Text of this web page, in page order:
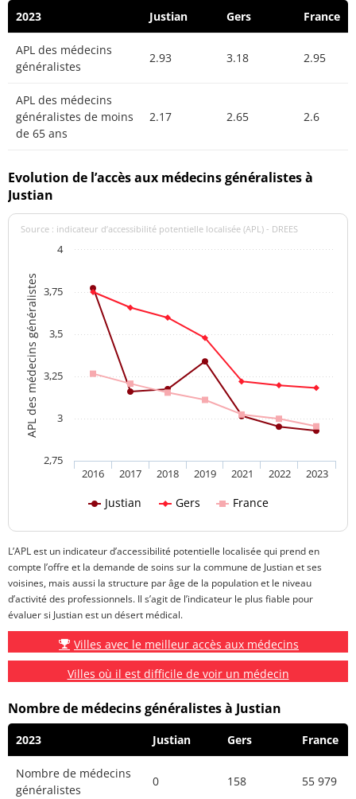
2023 Justian Gers France
APL des médecins
généralistes
2.93 3.18 2.95
APL des médecins
généralistes de moins
de 65 ans
2.17 2.65 2.6
Evolution de l’accès aux médecins généralistes à
Justian
APL des médecins généralistes
Source : indicateur d’accessibilité potentielle localisée (APL) - DREES
Justian Gers France
2016 2017 2018 2019 2021 2022 2023
2,75
3
3,25
3,5
3,75
4
L’APL est un indicateur d’accessibilité potentielle localisée qui prend en
compte l’offre et la demande de soins sur la commune de Justian et ses
voisines, mais aussi la structure par âge de la population et le niveau
d’activité des professionnels. Il s’agit de l’indicateur le plus fiable pour
évaluer si Justian est un désert médical.
Villes avec le meilleur accès aux médecins
Villes où il est difficile de voir un médecin
Nombre de médecins généralistes à Justian
2023 Justian Gers France
Nombre de médecins
généralistes
0 158 55 979